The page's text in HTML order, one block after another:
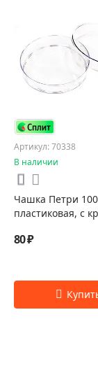
Артикул: 70338
В наличии
Чашка Петри
пластиковая, с
80 ₽